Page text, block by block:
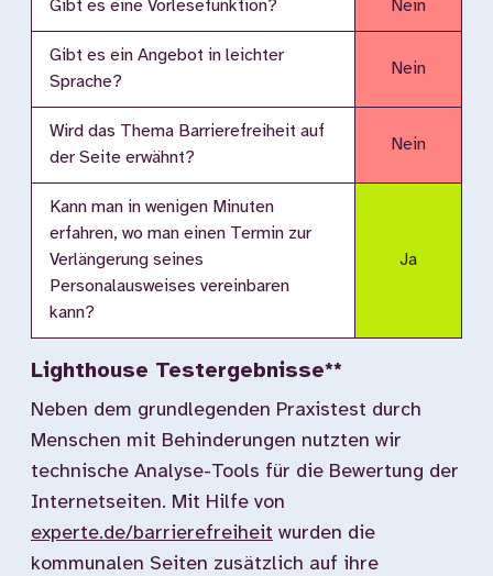
Gibt es eine Vorlesefunktion? Nein
Gibt es ein Angebot in leichter
Sprache?
Nein
Wird das Thema Barrierefreiheit auf
der Seite erwähnt?
Nein
Kann man in wenigen Minuten
erfahren, wo man einen Termin zur
Verlängerung seines
Personalausweises vereinbaren
kann?
Ja
Lighthouse Testergebnisse**
Neben dem grundlegenden Praxistest durch
Menschen mit Behinderungen nutzten wir
technische Analyse-Tools für die Bewertung der
Internetseiten. Mit Hilfe von
experte.de/barrierefreiheit wurden die
kommunalen Seiten zusätzlich auf ihre